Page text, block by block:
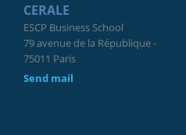
CERALE
ESCP Business School
79 avenue de la République -
75011 Paris
Send mail